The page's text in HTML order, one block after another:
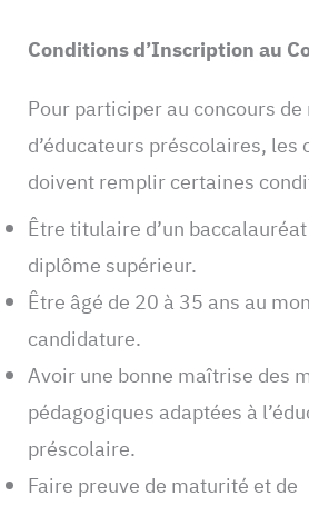
Conditions d’Inscription au
Pour participer au concours
d’éducateurs préscolaires, les
doivent remplir certaines
Être titulaire d’un baccalauréat
diplôme supérieur.
Être âgé de 20 à 35 ans au
candidature.
Avoir une bonne maîtrise des
pédagogiques adaptées à
préscolaire.
Faire preuve de maturité et de